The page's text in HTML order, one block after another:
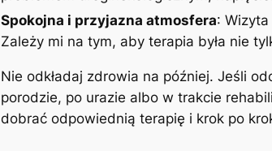
Spokojna i przyjazna atmosfera:
Zależy mi na tym, aby terapia była nie
Nie odkładaj zdrowia na później. Jeśli
porodzie, po urazie albo w trakcie
dobrać odpowiednią terapię i krok po